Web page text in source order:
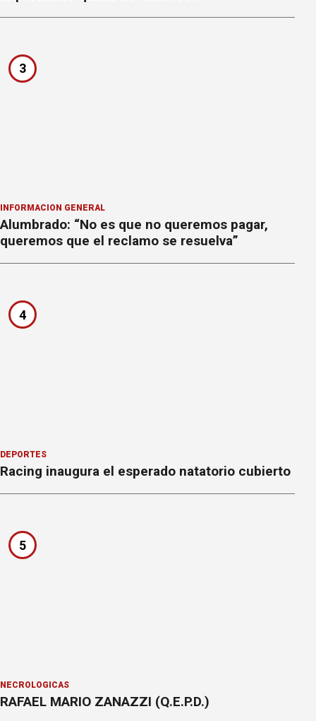
3
INFORMACION GENERAL
Alumbrado: “No es que no queremos pagar,
queremos que el reclamo se resuelva”
4
DEPORTES
Racing inaugura el esperado natatorio cubierto
5
NECROLÓGICAS
RAFAEL MARIO ZANAZZI (Q.E.P.D.)